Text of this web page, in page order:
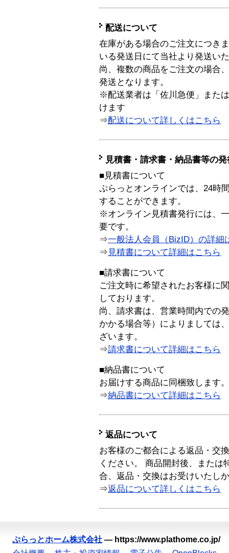
配送について
在庫がある場合のご注文につき
いる発送日にて当社より発送い
尚、複数の商品をご注文の場合
発送となります。
※配送業者は「佐川急便」また
けます
⇒配送について詳しくはこちら
見積書・請求書・納品書等の
■見積書について
ぷらっとオンラインでは、24時
することができます。
※オンライン見積書発行には、
要です。
⇒一般法人会員（BizID）の詳細
⇒ 見積書について詳細はこちら
■請求書について
ご注文時に希望されたお客様に
しております。
尚、請求書は、営業時間内での
かかる場合等）によりましては
ざいます。
⇒請求書について詳細はこちら
■納品書について
お届けする商品に同梱致します。
⇒納品書について詳細はこちら
返品について
お客様のご都合による返品・交
ください。 商品開封後、または
合、返品・交換はお受けいたし
⇒返品について詳しくはこちら
ぷらっとホーム株式会社 — https://www.plathome.co.jp/